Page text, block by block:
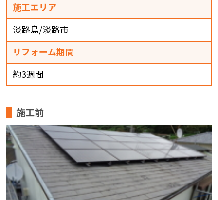
施工エリア
淡路島/淡路市
リフォーム期間
約3週間
施工前